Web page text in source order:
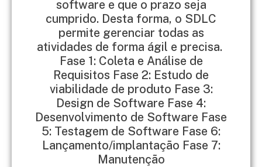
software e que o prazo seja
cumprido. Desta forma, o SDLC
permite gerenciar todas as
atividades de forma ágil e precisa. ​
Fase 1: Coleta e Análise de
Requisitos ​Fase 2: Estudo de
viabilidade de produto ​Fase 3:
Design de Software ​Fase 4:
Desenvolvimento de Software ​Fase
5: Testagem de Software ​Fase 6:
Lançamento/implantação ​Fase 7:
Manutenção